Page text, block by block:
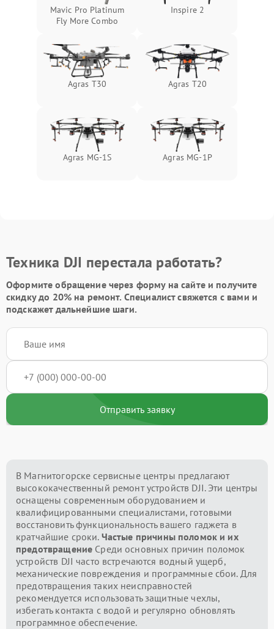
Mavic Pro Platinum
Fly More Combo
Inspire 2
Agras T30 Agras T20
Agras MG-1S Agras MG-1P
Техника DJI перестала работать?
Оформите обращение через форму на сайте и получите
скидку до 20%на ремонт. Специалист свяжется с вами и
подскажет дальнейшие шаги.
Отправить заявку
В Магнитогорске сервисные центры предлагают
высококачественный ремонт устройств DJI. Эти центры
оснащены современным оборудованием и
квалифицированными специалистами, готовыми
восстановить функциональность вашего гаджета в
кратчайшие сроки. Частые причины поломок и их
предотвращение Среди основных причин поломок
устройств DJI часто встречаются водный ущерб,
механические повреждения и программные сбои. Для
предотвращения таких неисправностей
рекомендуется использовать защитные чехлы,
избегать контакта с водой и регулярно обновлять
программное обеспечение.